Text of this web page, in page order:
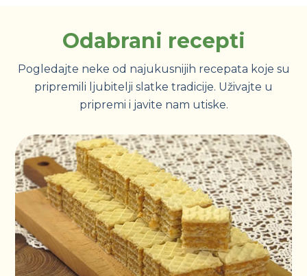
Odabrani recepti
Pogledajte neke od najukusnijih recepata koje su
pripremili ljubitelji slatke tradicije. Uživajte u
pripremi i javite nam utiske.